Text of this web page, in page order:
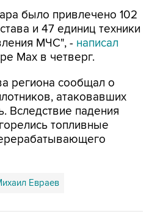
было привлечено 102
и 47 единиц техники
МЧС", - написал
Мах в четверг.
региона сообщал о
атаковавших
Вследствие падения
топливные
Евраев